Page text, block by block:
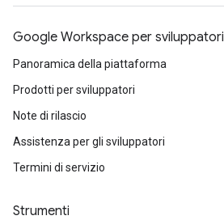
Google Workspace per sviluppatori
Panoramica della piattaforma
Prodotti per sviluppatori
Note di rilascio
Assistenza per gli sviluppatori
Termini di servizio
Strumenti